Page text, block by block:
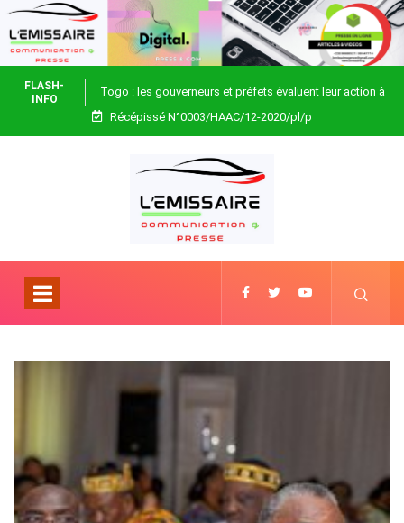
FLASH-
INFO
Togo : les gouverneurs et préfets évaluent leur action à
Blitta
Récépissé N°0003/HAAC/12-2020/pl/p